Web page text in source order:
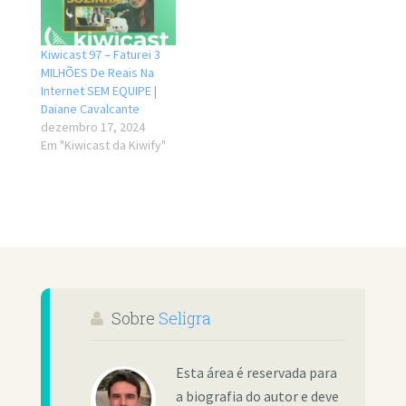
Kiwicast 97 – Faturei 3
MILHÕES De Reais Na
Internet SEM EQUIPE |
Daiane Cavalcante
dezembro 17, 2024
Em "Kiwicast da Kiwify"
Sobre Seligra
Esta área é reservada para
a biografia do autor e deve